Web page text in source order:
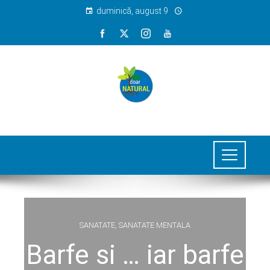
duminică, august 9
SANATATE SANATATE MENTALA
Barfe si … iar barfe